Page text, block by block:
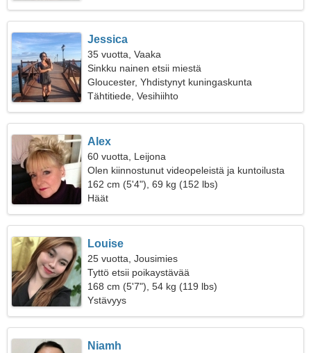
Jessica
35 vuotta, Vaaka
Sinkku nainen etsii miestä
Gloucester, Yhdistynyt kuningaskunta
Tähtitiede, Vesihiihto
Alex
60 vuotta, Leijona
Olen kiinnostunut videopeleistä ja kuntoilusta
162 cm (5'4"), 69 kg (152 lbs)
Häät
Louise
25 vuotta, Jousimies
Tyttö etsii poikaystävää
168 cm (5'7"), 54 kg (119 lbs)
Ystävyys
Niamh